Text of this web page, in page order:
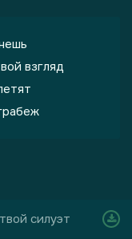
взгляд
силуэт